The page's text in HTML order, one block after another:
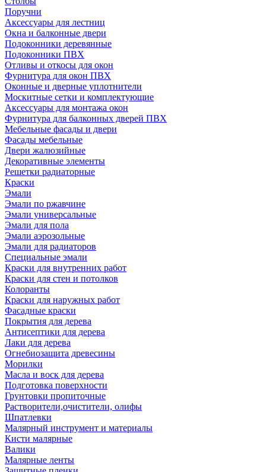
Поручни
Аксессуары для лестниц
Окна и балконные двери
Подоконники деревянные
Подоконники ПВХ
Отливы и откосы для окон
Фурнитура для окон ПВХ
Оконные и дверные уплотнители
Москитные сетки и комплектующие
Аксессуары для монтажа окон
Фурнитура для балконных дверей ПВХ
Мебельные фасады и двери
Фасады мебельные
Двери жалюзийные
Декоративные элементы
Решетки радиаторные
Краски
Эмали
Эмали по ржавчине
Эмали универсальные
Эмали для пола
Эмали аэрозольные
Эмали для радиаторов
Специальные эмали
Краски для внутренних работ
Краски для стен и потолков
Колоранты
Краски для наружных работ
Фасадные краски
Покрытия для дерева
Антисептики для дерева
Лаки для дерева
Огнебиозащита древесины
Морилки
Масла и воск для дерева
Подготовка поверхности
Грунтовки пропиточные
Растворители,очистители, олифы
Шпатлевки
Малярный инструмент и материалы
Кисти малярные
Валики
Малярные ленты